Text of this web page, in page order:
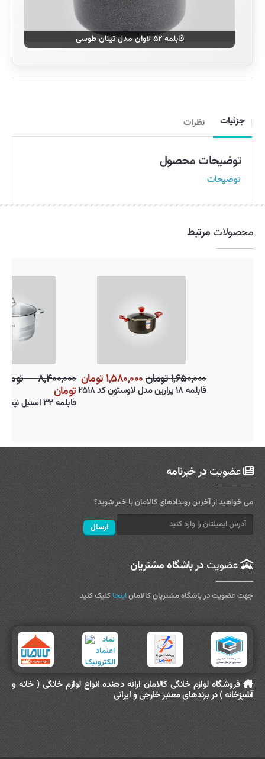
قابلمه ۵۲ لاوان مدل تیتان طوسی
جزئیات نظرات
توضیحات محصول
توضیحات
محصولات مرتبط
۸,۴۰۰,۰۰۰
قابلمه ۳۲ استیل نیچی
۱,۶۵۰,۰۰۰ تومان ۱,۵۸۰,۰۰۰ تومان
قابلمه ۱۸ پرارین مدل لاوستون کد ۲۵۱۸
عضویتدر خبرنامه
می خواهید از آخرین رویدادهای کالامان با خبر شوید؟
عضویت در باشگاه مشتریان
جهت عضویت در باشگاه مشتریان کالاماناینجا کلیک کنید
فروشگاه لوازم خانگی کالامان ارائه دهنده انواع لوازم خانگی ( خانه و
آشپزخانه ) در برندهای معتبر خارجی و ایرانی